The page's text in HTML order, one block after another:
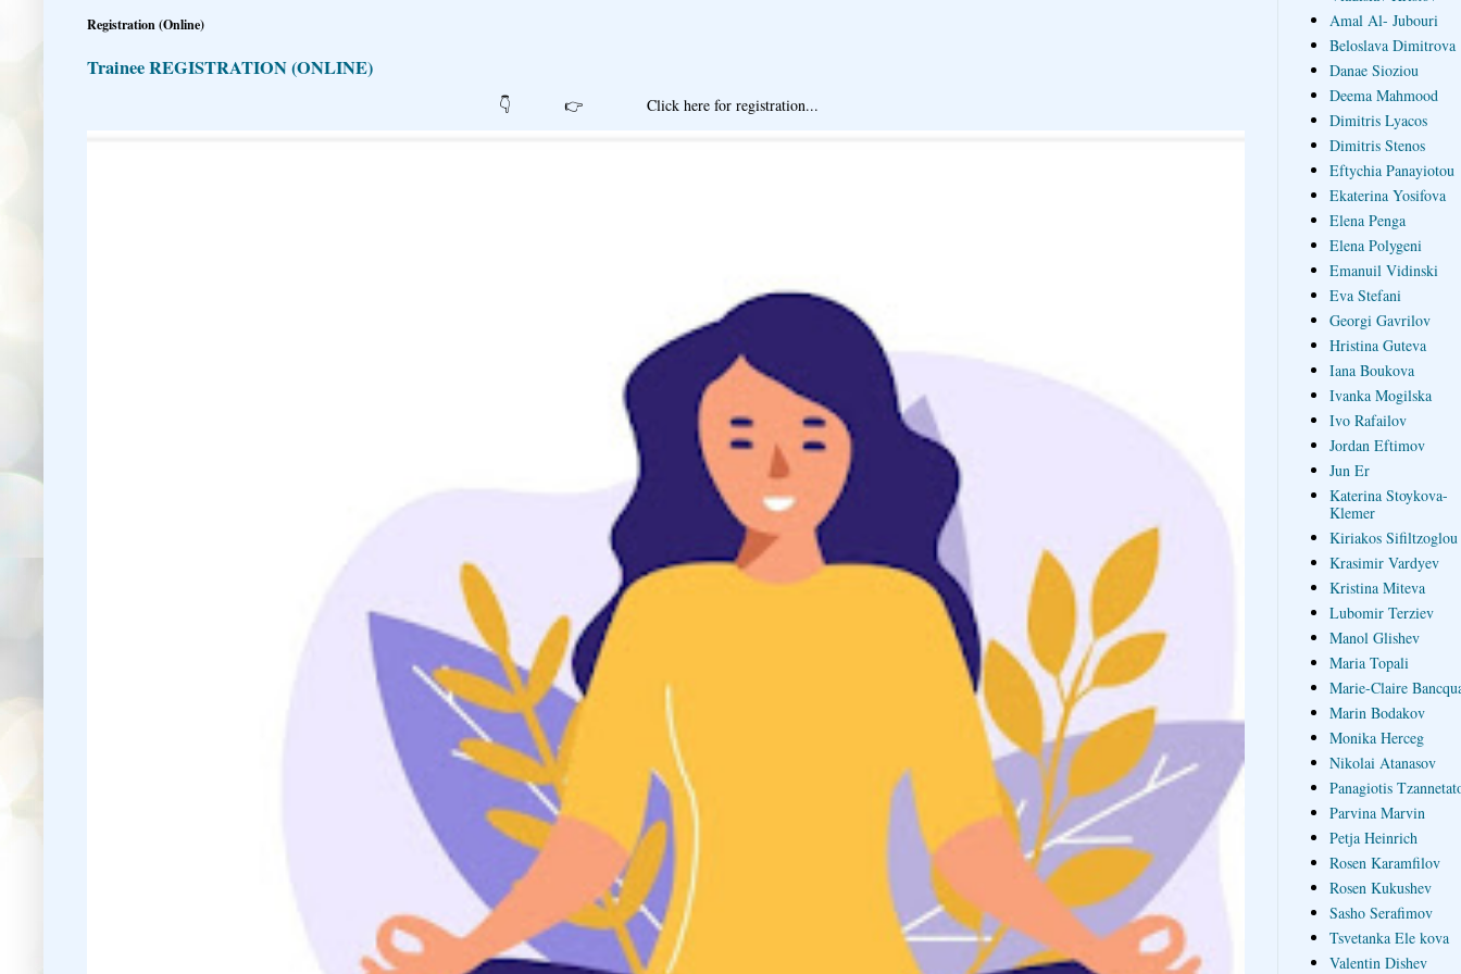
Registration (Online)
Trainee REGISTRATION (ONLINE)
👇 👉 Click here for registration...
Amal Al- Jubouri
Beloslava Dimitrova
Danae Sioziou
Deema Mahmood
Dimitris Lyacos
Dimitris Stenos
Eftychia Panayiotou
Ekaterina Yosifova
Elena Penga
Elena Polygeni
Emanuil Vidinski
Eva Stefani
Georgi Gavrilov
Hristina Guteva
Iana Boukova
Ivanka Mogilska
Ivo Rafailov
Jordan Eftimov
Jun Er
Katerina Stoykova-
Klemer
Kiriakos Sifiltzoglou
Krasimir Vardyev
Kristina Miteva
Lubomir Terziev
Manol Glishev
Maria Topali
Marie-Claire
Marin Bodakov
Monika Herceg
Nikolai Atanasov
Panagiotis
Parvina Marvin
Petja Heinrich
Rosen Karamfilov
Rosen Kukushev
Sasho Serafimov
Tsvetanka Ele kova
Valentin Dishev